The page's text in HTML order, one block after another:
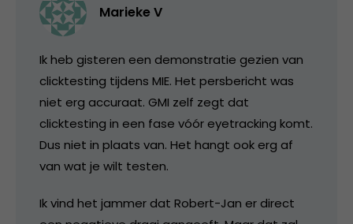
Marieke V
Ik heb gisteren een demonstratie gezien van
clicktesting tijdens MIE. Het persbericht was
niet erg accuraat. GMI zelf zegt dat
clicktesting in een fase vóór eyetracking komt.
Dus niet in plaats van. Het hangt ook erg af
van wat je wilt testen.
Ik vind het jammer dat Robert-Jan er direct